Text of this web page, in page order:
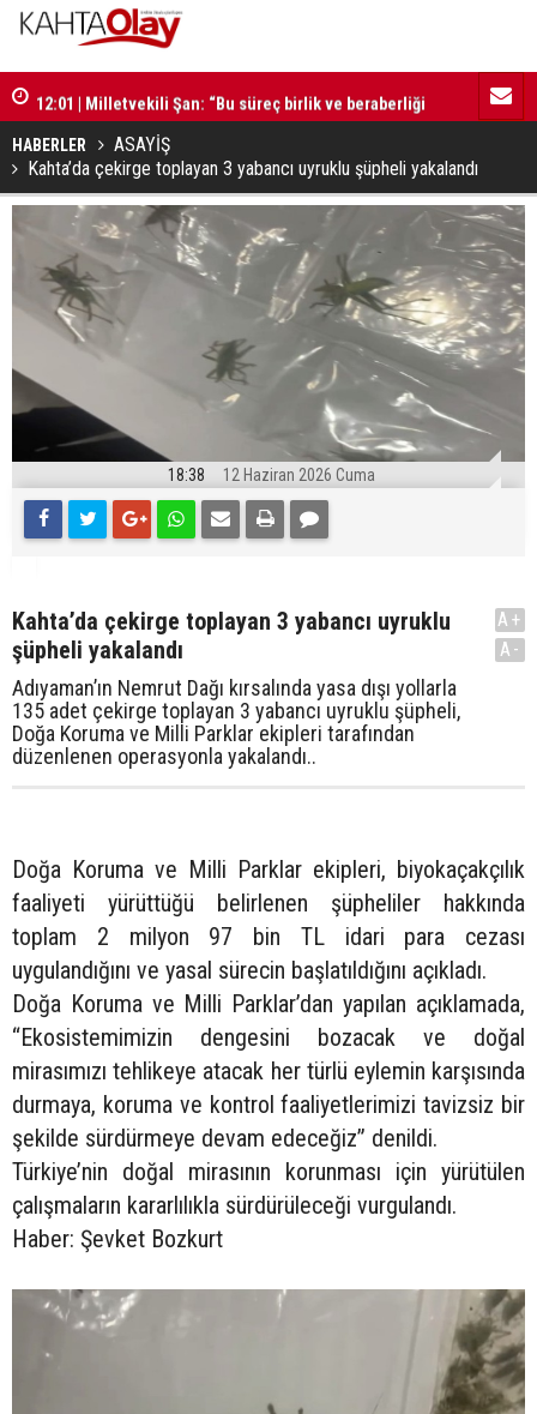
12:01 | Milletvekili Şan: “Bu süreç birlik ve beraberliği
güçlendirecektir”
11:59 |
HABERLER
ASAYİŞ
Kahta’da çekirge toplayan 3 yabancı uyruklu şüpheli yakalandı
18:38 12 Haziran 2026 Cuma
Kahta’da çekirge toplayan 3 yabancı uyruklu
şüpheli yakalandı
Adıyaman’ın Nemrut Dağı kırsalında yasa dışı yollarla
135 adet çekirge toplayan 3 yabancı uyruklu şüpheli,
Doğa Koruma ve Milli Parklar ekipleri tarafından
düzenlenen operasyonla yakalandı..
A+
A-
Doğa Koruma ve Milli Parklar ekipleri, biyokaçakçılık
faaliyeti yürüttüğü belirlenen şüpheliler hakkında
toplam 2 milyon 97 bin TL idari para cezası
uygulandığını ve yasal sürecin başlatıldığını açıkladı.
Doğa Koruma ve Milli Parklar’dan yapılan açıklamada,
“Ekosistemimizin dengesini bozacak ve doğal
mirasımızı tehlikeye atacak her türlü eylemin karşısında
durmaya, koruma ve kontrol faaliyetlerimizi tavizsiz bir
şekilde sürdürmeye devam edeceğiz” denildi.
Türkiye’nin doğal mirasının korunması için yürütülen
çalışmaların kararlılıkla sürdürüleceği vurgulandı.
Haber: Şevket Bozkurt